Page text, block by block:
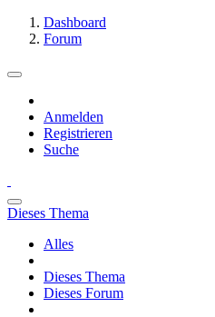
Dashboard
Forum
Anmelden
Registrieren
Suche
Dieses Thema
Alles
Dieses Thema
Dieses Forum